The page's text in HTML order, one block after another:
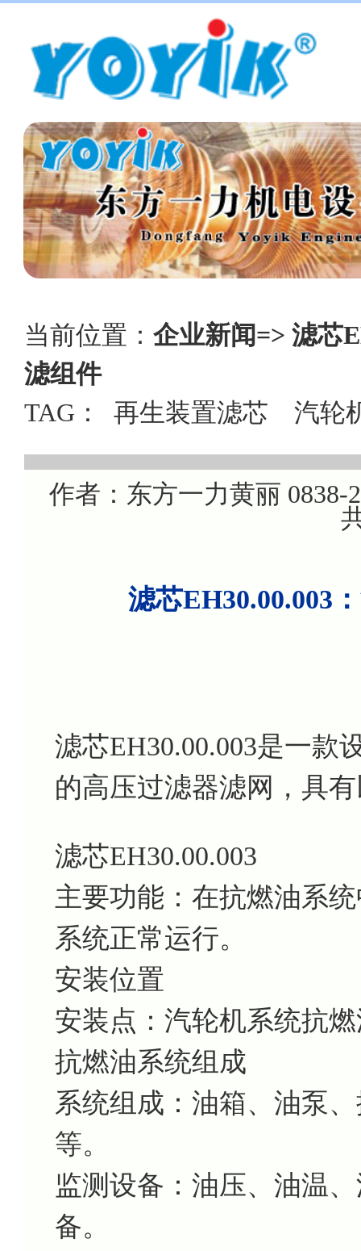
当前位置： 企业新闻=> 滤芯
滤组件
TAG： 再生装置滤芯 汽轮
作者：东方一力黄丽
滤芯EH30.00.003
滤芯EH30.00.003是一款
的高压过滤器滤网，具
滤芯EH30.00.003
主要功能：在抗燃油系
系统正常运行。
安装位置
安装点：汽轮机系统抗
抗燃油系统组成
系统组成：油箱、油泵
等。
监测设备：油压、油温
备。